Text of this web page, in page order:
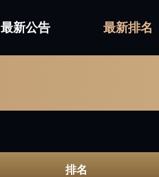
最新公告 最新排名
排名